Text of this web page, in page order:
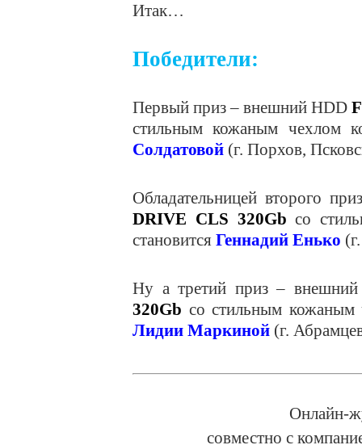
Итак…
Победители:
Первый приз – внешний HDD
стильным кожаным чехлом
Солдатовой (г. Порхов,
Обладательницей второго
DRIVE CLS 320Gb со
становится Геннадий Енько
Ну а третий приз –
320Gb со стильным кожаным
Лидии Маркиной (г.
Онлайн-
совместно с